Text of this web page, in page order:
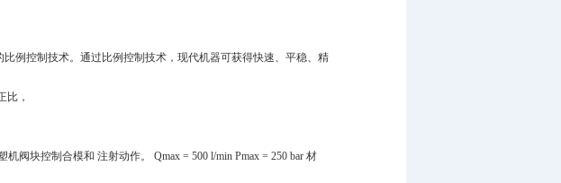
例控制技术。通过比例控制技术，现代机器可获得快速、平稳、精
比，
阀块控制合模和 注射动作。 Qmax = 500 l/min Pmax = 250 bar 材